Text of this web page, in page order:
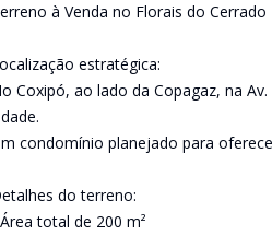
à Venda no Florais do
estratégica:
Coxipó, ao lado da Copagaz, na
condomínio planejado para
do terreno:
total de 200 m²